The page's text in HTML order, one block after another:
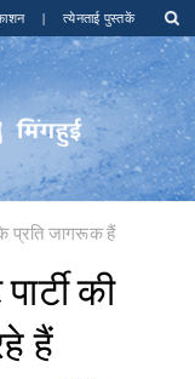
| त्येनताई पुस्तकें
प्रति जागरूक हैं
की
हैं